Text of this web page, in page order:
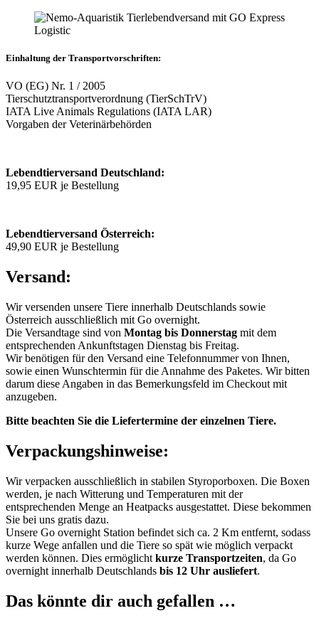
Einhaltung der Transportvorschriften:
VO (EG) Nr. 1 / 2005
Tierschutztransportverordnung (TierSchTrV)
IATA Live Animals Regulations (IATA LAR)
Vorgaben der Veterinärbehörden
Lebendtierversand Deutschland:
19,95 EUR je Bestellung
Lebendtierversand Österreich:
49,90 EUR je Bestellung
Versand:
Wir versenden unsere Tiere innerhalb Deutschlands sowie
Österreich ausschließlich mit Go overnight.
Die Versandtage sind von Montag bis Donnerstag mit dem
entsprechenden Ankunftstagen Dienstag bis Freitag.
Wir benötigen für den Versand eine Telefonnummer von Ihnen,
sowie einen Wunschtermin für die Annahme des Paketes. Wir bitten
darum diese Angaben in das Bemerkungsfeld im Checkout mit
anzugeben.
Bitte beachten Sie die Liefertermine der einzelnen Tiere.
Verpackungshinweise:
Wir verpacken ausschließlich in stabilen Styroporboxen. Die Boxen
werden, je nach Witterung und Temperaturen mit der
entsprechenden Menge an Heatpacks ausgestattet. Diese bekommen
Sie bei uns gratis dazu.
Unsere Go overnight Station befindet sich ca. 2 Km entfernt, sodass
kurze Wege anfallen und die Tiere so spät wie möglich verpackt
werden können. Dies ermöglicht kurze Transportzeiten, da Go
overnight innerhalb Deutschlands bis 12 Uhr ausliefert.
Das könnte dir auch gefallen …